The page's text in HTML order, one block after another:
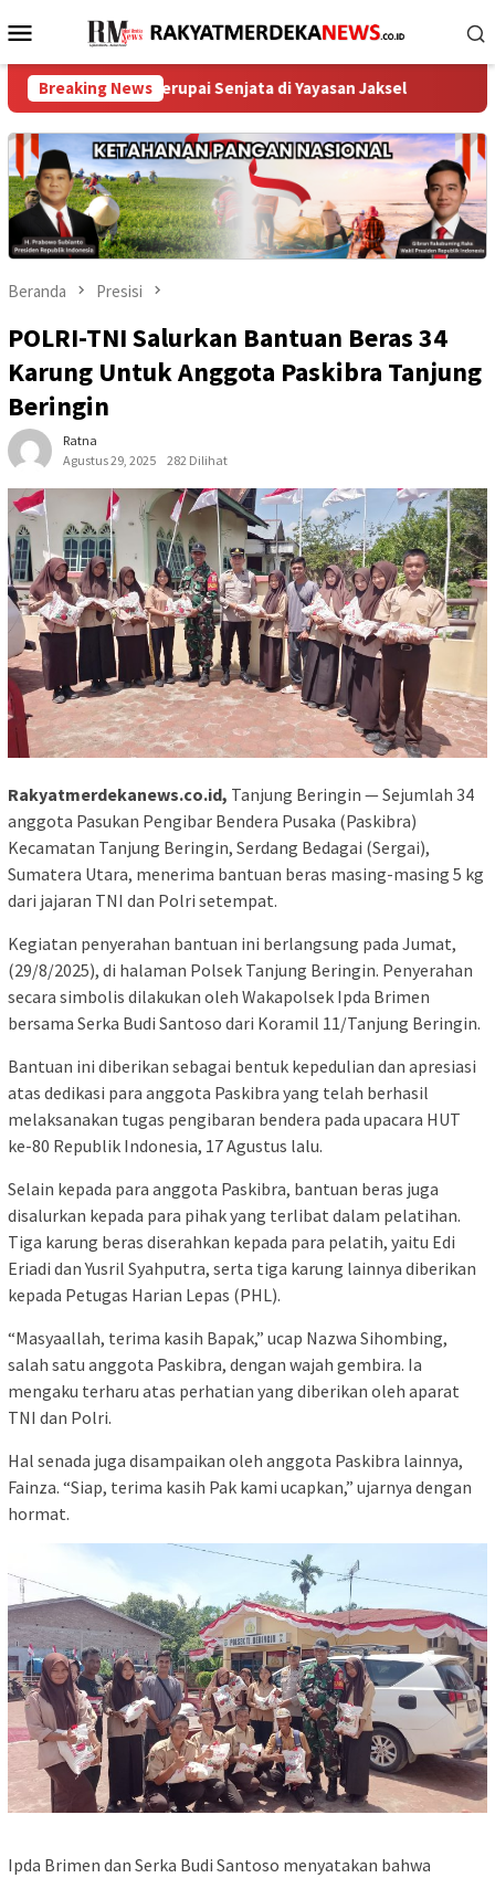
ke
Menu
Mobile
Breaking News
Menyerupai Senjata di Yayasan Jaksel Menteri Nusron
Beranda Presisi
POLRI-TNI Salurkan Bantuan Beras 34
Karung Untuk Anggota Paskibra Tanjung
Beringin
Ratna
Agustus 29, 2025
282 Dilihat
Rakyatmerdekanews.co.id, Tanjung Beringin — Sejumlah 34
anggota Pasukan Pengibar Bendera Pusaka (Paskibra)
Kecamatan Tanjung Beringin, Serdang Bedagai (Sergai),
Sumatera Utara, menerima bantuan beras masing-masing 5 kg
dari jajaran TNI dan Polri setempat.
Kegiatan penyerahan bantuan ini berlangsung pada Jumat,
(29/8/2025), di halaman Polsek Tanjung Beringin. Penyerahan
secara simbolis dilakukan oleh Wakapolsek Ipda Brimen
bersama Serka Budi Santoso dari Koramil 11/Tanjung Beringin.
Bantuan ini diberikan sebagai bentuk kepedulian dan apresiasi
atas dedikasi para anggota Paskibra yang telah berhasil
melaksanakan tugas pengibaran bendera pada upacara HUT
ke-80 Republik Indonesia, 17 Agustus lalu.
Selain kepada para anggota Paskibra, bantuan beras juga
disalurkan kepada para pihak yang terlibat dalam pelatihan.
Tiga karung beras diserahkan kepada para pelatih, yaitu Edi
Eriadi dan Yusril Syahputra, serta tiga karung lainnya diberikan
kepada Petugas Harian Lepas (PHL).
“Masyaallah, terima kasih Bapak,” ucap Nazwa Sihombing,
salah satu anggota Paskibra, dengan wajah gembira. Ia
mengaku terharu atas perhatian yang diberikan oleh aparat
TNI dan Polri.
Hal senada juga disampaikan oleh anggota Paskibra lainnya,
Fainza. “Siap, terima kasih Pak kami ucapkan,” ujarnya dengan
hormat.
Ipda Brimen dan Serka Budi Santoso menyatakan bahwa